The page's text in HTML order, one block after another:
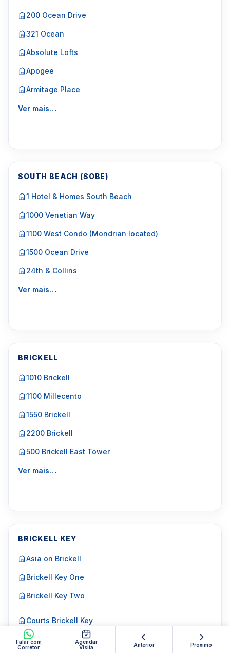
Falar com
Corretor
Agendar
Visita
Anterior Próximo
200 Ocean Drive
321 Ocean
Absolute Lofts
Apogee
Armitage Place
Ver mais…
SOUTH BEACH (SOBE)
1 Hotel & Homes South Beach
1000 Venetian Way
1100 West Condo (Mondrian located)
1500 Ocean Drive
24th & Collins
Ver mais…
BRICKELL
1010 Brickell
1100 Millecento
1550 Brickell
2200 Brickell
500 Brickell East Tower
Ver mais…
BRICKELL KEY
Asia on Brickell
Brickell Key One
Brickell Key Two
Courts Brickell Key
Courvoisier Courts